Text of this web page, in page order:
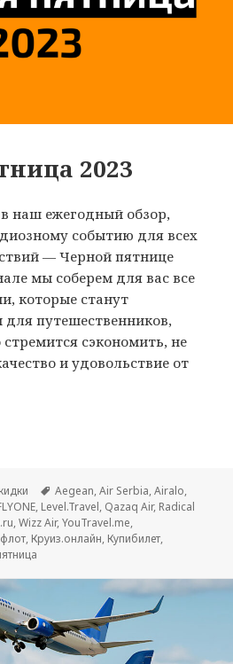
2023
наш ежегодный обзор,
событию для всех
— Черной пятнице
мы соберем для вас все
которые станут
путешественников,
стремится сэкономить, не
и удовольствие от
пятница 2023
Метки
Aegean,Air Serbia,Airalo,
, Level.Travel, Qazaq Air, Radical
,Wizz Air,YouTravel.me,
, Круиз.онлайн, Купибилет,